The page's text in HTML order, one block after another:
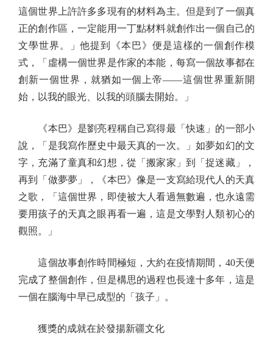
這個世界上許許多多現有的材料為主。但是到了一個真
正的創作區，一定能用一丁點材料就創作出一個自己的
文學世界。」他提到《本巴》便是這樣的一個創作模
式，「虛構一個世界是作家的本能，每寫一個故事都在
創新一個世界，就猶如一個上帝——這個世界重新開
始，以我的眼光、以我的頭腦去開始。」
《本巴》是劉亮程稱自己寫得最「快速」的一部小
說，「是我寫作歷史中最天真的一次。」如夢如幻的文
字，充滿了童真和幻想，從「搬家家」到「捉迷藏」，
再到「做夢夢」，《本巴》像是一支寫給現代人的天真
之歌，「這個世界，即使被大人看過無數遍，也永遠需
要用孩子的天真之眼再看一遍，這是文學對人類初心的
觀照。」
這個故事創作時間極短，大約在疫情期間，40天便
完成了整個創作，但是構思的過程也長達十多年，這是
一個在腦海中早已成型的「孩子」。
獲獎的成就在於發揚新疆文化